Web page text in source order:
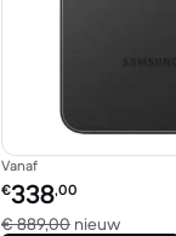
Vanaf
Refurbished prijs:
€338,00
€ 889,00 nieuw